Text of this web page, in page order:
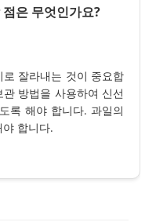
은 무엇인가요?
잘라내는 것이 중요합
방법을 사용하여 신선
록 해야 합니다. 과일의
합니다.